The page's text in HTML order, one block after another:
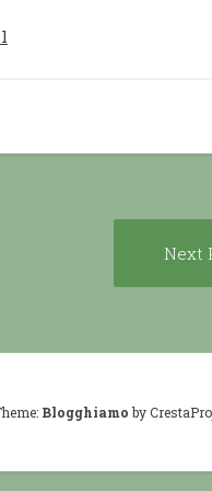
Next
Blogghiamo by